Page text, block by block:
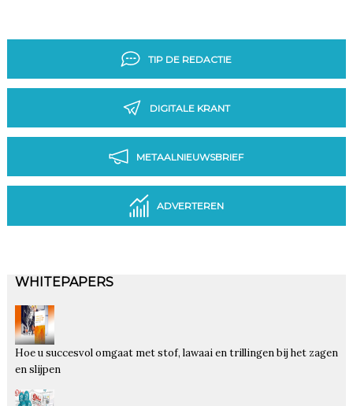
TIP DE REDACTIE
DIGITALE KRANT
METAALNIEUWSBRIEF
ADVERTEREN
WHITEPAPERS
Hoe u succesvol omgaat met stof, lawaai en trillingen bij het zagen
en slijpen